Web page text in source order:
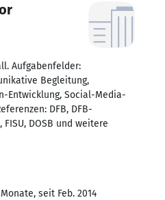
Aufgabenfelder:
Begleitung,
Entwicklung, Social-Media-
DFB, DFB-
FISU, DOSB und weitere
seit Feb. 2014